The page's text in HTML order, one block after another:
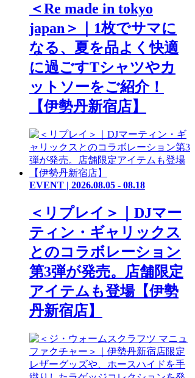
＜Re made in tokyo
japan＞｜1枚でサマに
なる、夏を品よく快適
に過ごすTシャツやカ
ットソーをご紹介！
【伊勢丹新宿店】
EVENT | 2026.08.05 - 08.18
＜リプレイ＞｜DJマー
ティン・ギャリックス
とのコラボレーション
第3弾が発売。店舗限定
アイテムも登場【伊勢
丹新宿店】